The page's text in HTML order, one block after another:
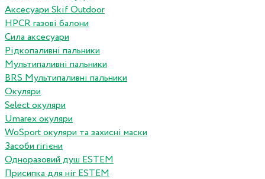
Аксесуари Skif Outdoor
HPCR газові балони
Сила аксесуари
Рідкопаливні пальники
Мультипаливні пальники
BRS Мультипаливні пальники
Окуляри
Select окуляри
Umarex окуляри
WoSport окуляри та захисні маски
Засоби гігієни
Одноразовий душ ESTEM
Присипка для ніг ESTEM